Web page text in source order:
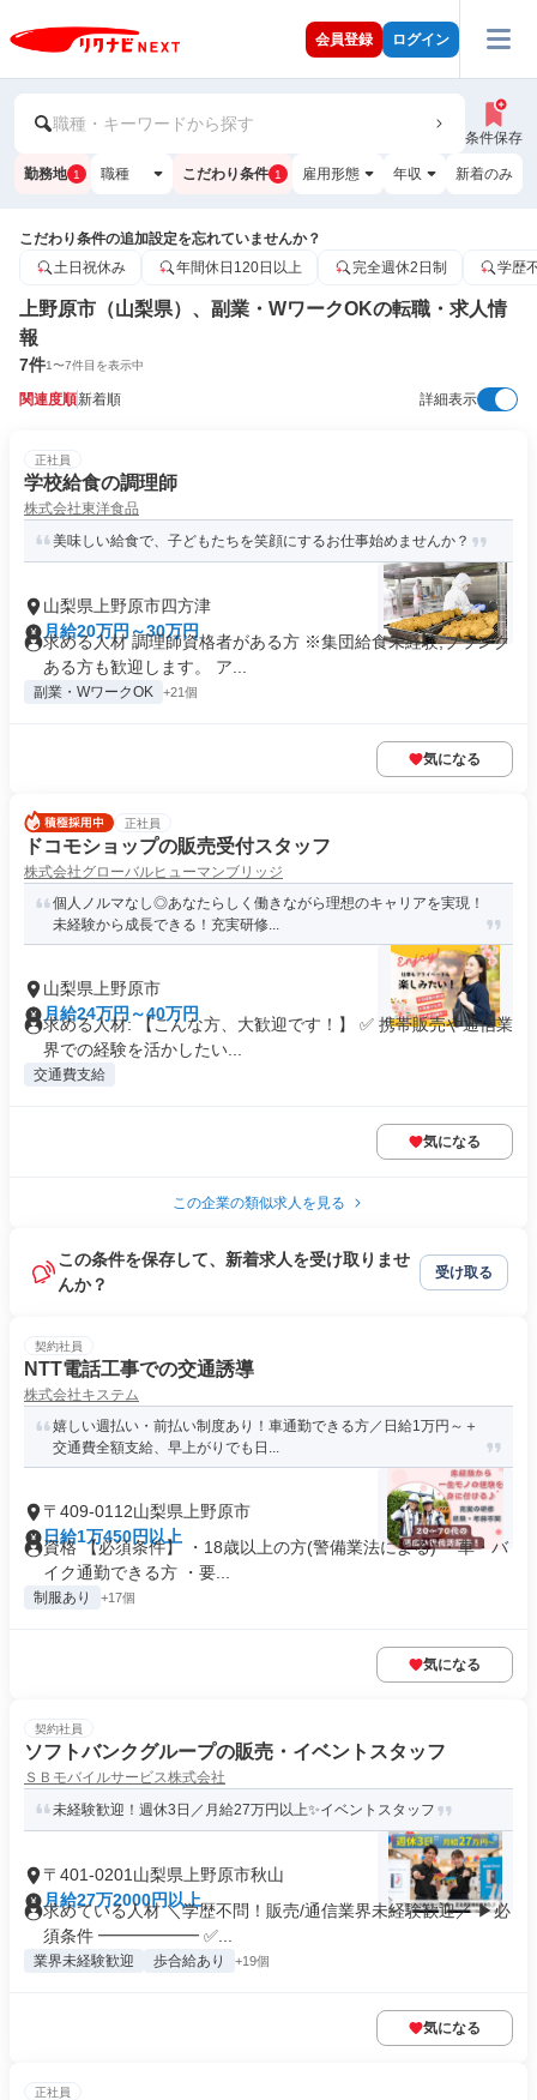
会員登録 ログイン
職種・キーワードから探す
条件保存
勤務地 1 職種 こだわり条件 1 雇用形態 年収 新着のみ
こだわり条件の追加設定を忘れていませんか？
土日祝休み
年間休日120日以上 完全週休2日制 学歴
上野原市（山梨県）、副業・WワークOKの転職・求人情
報
7件1〜7件目を表示中
関連度順新着順 詳細表示
正社員
学校給食の調理師
株式会社東洋食品
美味しい給食で、子どもたちを笑顔にするお仕事始めませんか？
山梨県上野原市四方津
月給20万円～30万円
求める人材 調理師資格者がある方 ※集団給食未経験,ブランク
ある方も歓迎します。 ア...
副業・WワークOK +21個
気になる
正社員
ドコモショップの販売受付スタッフ
株式会社グローバルヒューマンブリッジ
個人ノルマなし◎あなたらしく働きながら理想のキャリアを実現！
未経験から成長できる！充実研修...
山梨県上野原市
月給24万円～40万円
求める人材: 【こんな方、大歓迎です！】 ✅ 携帯販売や通信業
界での経験を活かしたい...
交通費支給
気になる
この企業の類似求人を見る
この条件を保存して、新着求人を受け取りませ
んか？
受け取る
契約社員
NTT電話工事での交通誘導
株式会社キステム
嬉しい週払い・前払い制度あり！車通勤できる方／日給1万円～＋
交通費全額支給、早上がりでも日...
〒409-0112山梨県上野原市
日給1万450円以上
資格 【必須条件】 ・18歳以上の方(警備業法による) ・車・バ
イク通勤できる方 ・要...
制服あり +17個
気になる
契約社員
ソフトバンクグループの販売・イベントスタッフ
ＳＢモバイルサービス株式会社
未経験歓迎！週休3日／月給27万円以上✨イベントスタッフ
〒401-0201山梨県上野原市秋山
月給27万2000円以上
求めている人材 ＼学歴不問！販売/通信業界未経験歓迎／ ▶必
須条件 ━━━━━━ ✅...
業界未経験歓迎 歩合給あり +19個
気になる
正社員